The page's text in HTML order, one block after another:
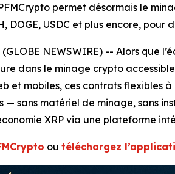
permet désormais le
DOGE, USDC et plus encore, pour
NEWSWIRE) -- Alors que
dans le minage crypto
et mobiles, ces contrats
— sans matériel de minage, sans
XRP via une plateforme
ou téléchargez